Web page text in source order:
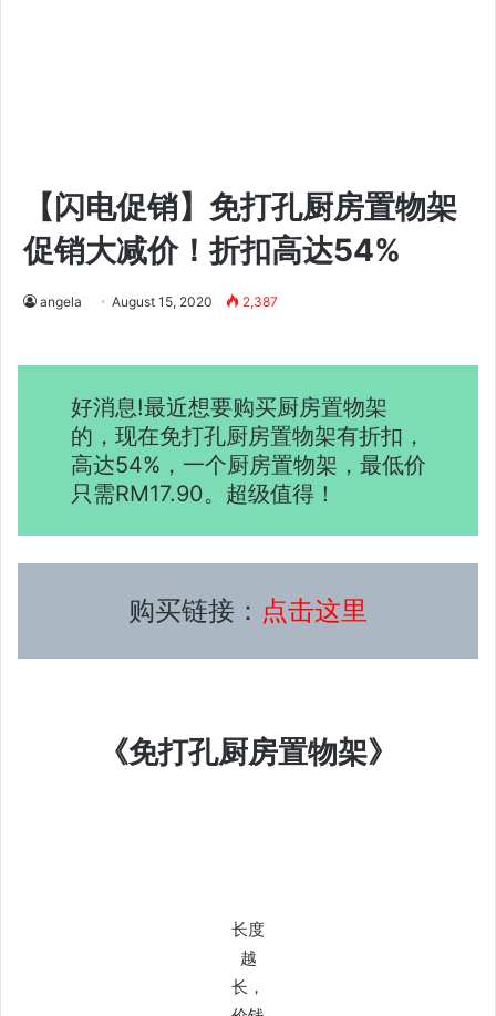
【闪电促销】免打孔厨房置物架
促销大减价！折扣高达54%
angela August 15, 2020 2,387
好消息!最近想要购买厨房置物架
的，现在免打孔厨房置物架有折扣，
高达54%，一个厨房置物架，最低价
只需RM17.90。超级值得！
购买链接： 点击这里
《免打孔厨房置物架》
长度
越
长，